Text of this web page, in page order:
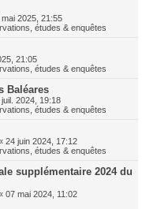
mai 2025, 21:55
études & enquêtes
21:05
études & enquêtes
Baléares
juil. 2024, 19:18
études & enquêtes
24 juin 2024, 17:12
études & enquêtes
supplémentaire 2024 du
07 mai 2024, 11:02